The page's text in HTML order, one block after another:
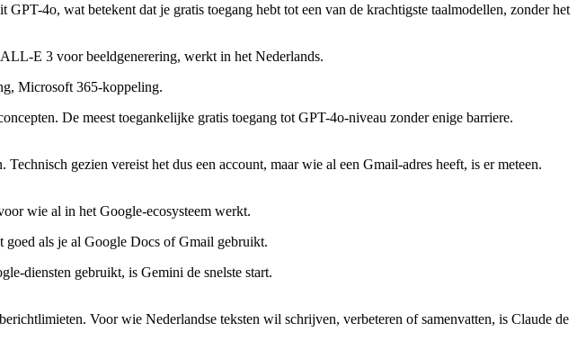
4o, wat betekent dat je gratis toegang hebt tot een van de krachtigste taalmodellen, zonder het
E 3 voor beeldgenerering, werkt in het Nederlands.
Microsoft 365-koppeling.
De meest toegankelijke gratis toegang tot GPT-4o-niveau zonder enige barriere.
gezien vereist het dus een account, maar wie al een Gmail-adres heeft, is er meteen.
wie al in het Google-ecosysteem werkt.
goed als je al Google Docs of Gmail gebruikt.
diensten gebruikt, is Gemini de snelste start.
Voor wie Nederlandse teksten wil schrijven, verbeteren of samenvatten, is Claude de